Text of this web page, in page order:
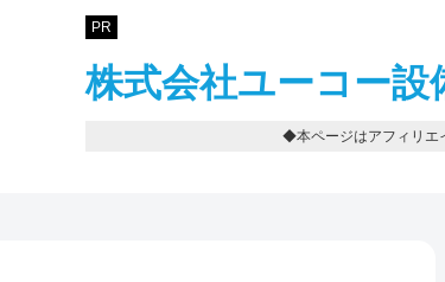
PR
株式会社ユーコー設
◆本ページはアフィリエ